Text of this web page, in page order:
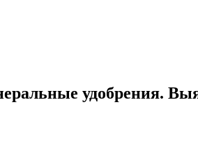
удобрения.